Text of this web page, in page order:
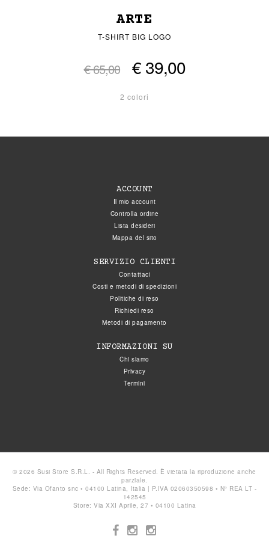
ARTE
T-SHIRT BIG LOGO
€ 65,00 € 39,00
2 colori
ACCOUNT
Il mio account
Controlla ordine
Lista desideri
Mappa del sito
SERVIZIO CLIENTI
Contattaci
Costi e metodi di spedizioni
Politiche di reso
Richiedi reso
Metodi di pagamento
INFORMAZIONI SU
Chi siamo
Privacy
Termini
© 2026 Susi Store S.R.L. - All Rights Reserved. È vietata la riproduzione anche
parziale.
Sede: Via Ofanto snc • 04100 Latina, Italia | P.IVA 02060350598 • N° REA LT -
142545
Store: Via XXI Aprile, 27 • 04100 Latina